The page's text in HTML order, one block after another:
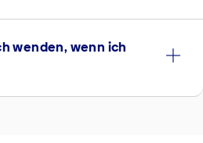
wenden, wenn ich